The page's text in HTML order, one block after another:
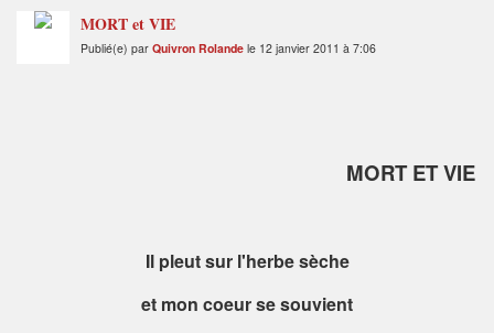
MORT et VIE
Publié(e) par Quivron Rolande le 12 janvier 2011 à 7:06
MORT ET VIE
Il pleut sur l'herbe sèche
et mon coeur se souvient